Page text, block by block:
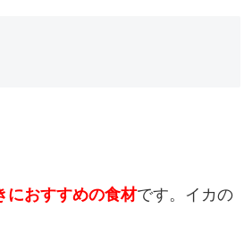
におすすめの食材です。イカの